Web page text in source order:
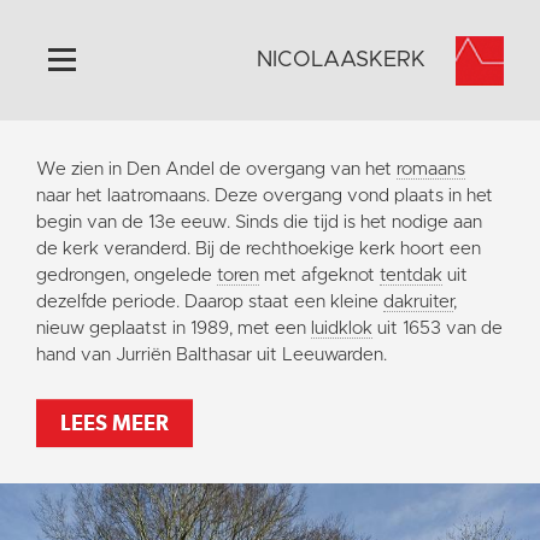
Home
Algemeen
Historie
Omgeving
Activiteiten
Steun ons
Contact
Vaktaal
NICOLAASKERK
We zien in Den Andel de overgang van het romaans
naar het laatromaans. Deze overgang vond plaats in het
begin van de 13e eeuw. Sinds die tijd is het nodige aan
de kerk veranderd. Bij de rechthoekige kerk hoort een
gedrongen, ongelede toren met afgeknot tentdak uit
dezelfde periode. Daarop staat een kleine dakruiter,
nieuw geplaatst in 1989, met een luidklok uit 1653 van de
hand van Jurriën Balthasar uit Leeuwarden.
LEES MEER